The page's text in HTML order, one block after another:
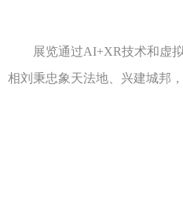
展览通过AI+XR技术和虚拟
相刘秉忠象天法地、兴建城邦